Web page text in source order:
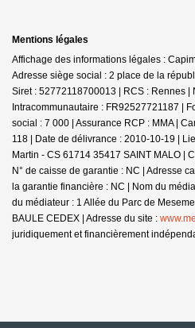
Mentions légales
Affichage des informations légales :
Adresse siège social : 2 place de la
Siret : 52772118700013 | RCS : Rennes |
Intracommunautaire : FR92527721187 |
social : 7 000 | Assurance RCP : MMA |
118 | Date de délivrance : 2010-10-19 |
Martin - CS 61714 35417 SAINT MALO |
N° de caisse de garantie : NC | Adresse
la garantie financière : NC | Nom du
du médiateur : 1 Allée du Parc de
BAULE CEDEX | Adresse du site :
juridiquement et financièrement